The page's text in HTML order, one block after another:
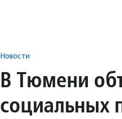
Новости
В Тюмени
социальных